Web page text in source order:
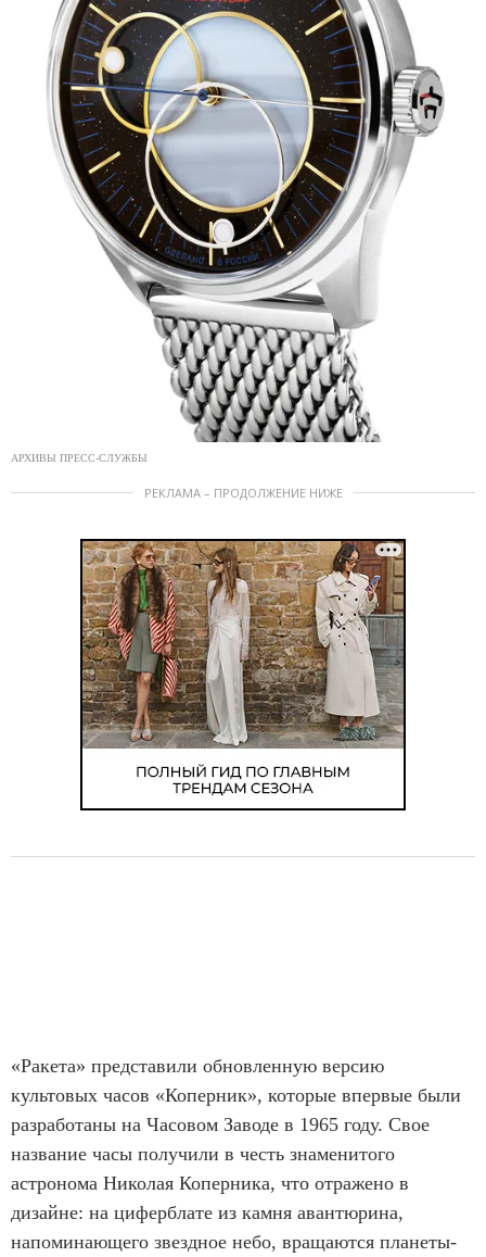
АРХИВЫ ПРЕСС-СЛУЖБЫ
РЕКЛАМА – ПРОДОЛЖЕНИЕ НИЖЕ
«Ракета» представили обновленную версию
культовых часов «Коперник», которые впервые были
разработаны на Часовом Заводе в 1965 году. Свое
название часы получили в честь знаменитого
астронома Николая Коперника, что отражено в
дизайне: на циферблате из камня авантюрина,
напоминающего звездное небо, вращаются планеты-